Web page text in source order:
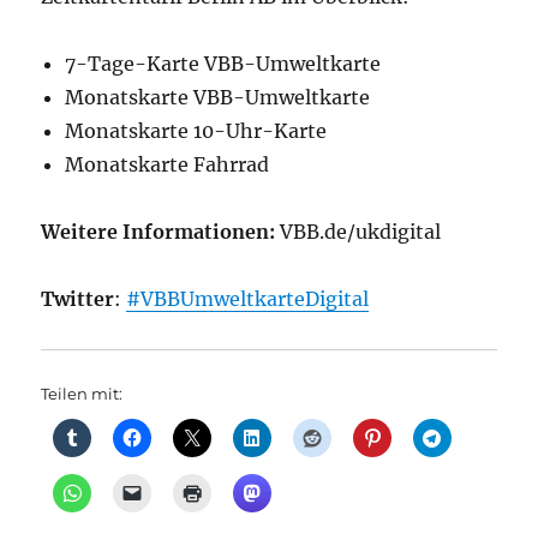
7-Tage-Karte VBB-Umweltkarte
Monatskarte VBB-Umweltkarte
Monatskarte 10-Uhr-Karte
Monatskarte Fahrrad
Weitere Informationen:VBB.de/ukdigital
Twitter: #VBBUmweltkarteDigital
Teilen mit: